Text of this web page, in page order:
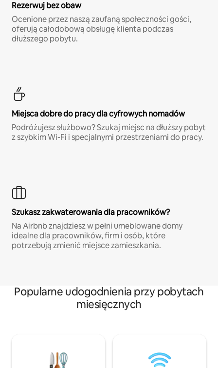
Rezerwuj bez obaw
Ocenione przez naszą zaufaną społeczności gości,
oferują całodobową obsługę klienta podczas
dłuższego pobytu.
Miejsca dobre do pracy dla cyfrowych nomadów
Podróżujesz służbowo? Szukaj miejsc na dłuższy pobyt
z szybkim Wi-Fi i specjalnymi przestrzeniami do pracy.
Szukasz zakwaterowania dla pracowników?
Na Airbnb znajdziesz w pełni umeblowane domy
idealne dla pracowników, firm i osób, które
potrzebują zmienić miejsce zamieszkania.
Popularne udogodnienia przy pobytach
miesięcznych